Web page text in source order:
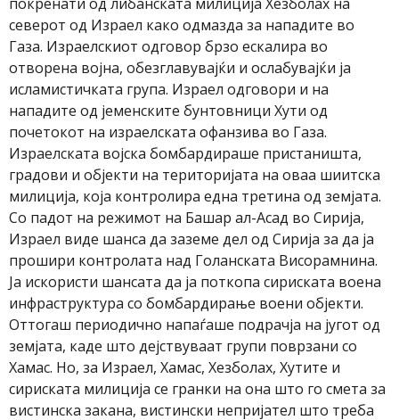
северот од Израел како одмазда за нападите во
Газа. Израелскиот одговор брзо ескалира во
отворена војна, обезглавувајќи и ослабувајќи ја
исламистичката група. Израел одговори и на
нападите од јеменските бунтовници Хути од
почетокот на израелската офанзива во Газа.
Израелската војска бомбардираше пристаништа,
градови и објекти на територијата на оваа шиитска
милиција, која контролира една третина од земјата.
Со падот на режимот на Башар ал-Асад во Сирија,
Израел виде шанса да заземе дел од Сирија за да ја
прошири контролата над Голанската Висорамнина.
Ја искористи шансата да ја поткопа сириската воена
инфраструктура со бомбардирање воени објекти.
Оттогаш периодично напаѓаше подрачја на југот од
земјата, каде што дејствуваат групи поврзани со
Хамас. Но, за Израел, Хамас, Хезболах, Хутите и
сириската милиција се гранки на она што го смета за
вистинска закана, вистински непријател што треба